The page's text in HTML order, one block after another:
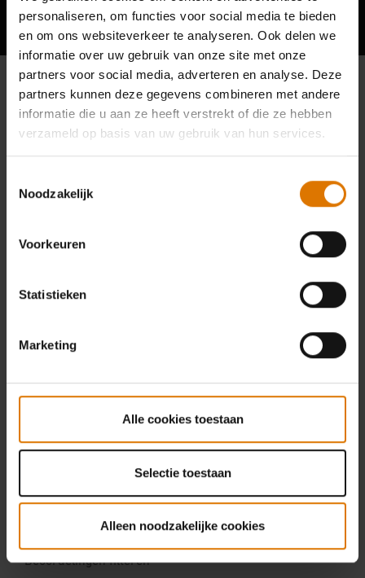
personaliseren, om functies voor social media te bieden
en om ons websiteverkeer te analyseren. Ook delen we
informatie over uw gebruik van onze site met onze
partners voor social media, adverteren en analyse. Deze
partners kunnen deze gegevens combineren met andere
informatie die u aan ze heeft verstrekt of die ze hebben
verzameld op basis van uw gebruik van hun services.
Noodzakelijk
Voorkeuren
Statistieken
Marketing
Alle cookies toestaan
Selectie toestaan
Alleen noodzakelijke cookies